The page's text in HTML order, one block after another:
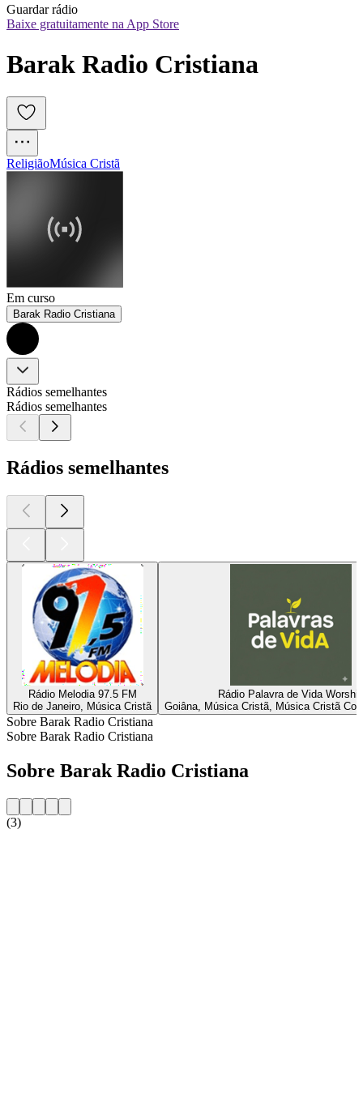
Guardar rádio
Baixe gratuitamente na App Store
Barak Radio Cristiana
ReligiãoMúsica Cristã
Em curso
Barak Radio Cristiana
Rádios semelhantes
Rádios semelhantes
Rádios semelhantes
Rádio Melodia 97.5 FM
Rio de Janeiro, Música Cristã
Rádio Palavra de Vida Worship
Goiâna, Música Cristã, Música Cristã
Sobre Barak Radio Cristiana
Sobre Barak Radio Cristiana
Sobre Barak Radio Cristiana
(3)